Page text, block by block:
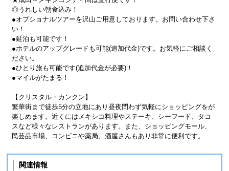
◎うれしい朝食込み！
●オプショナルツアーを沢山ご用意しております。お問い合わせ下さ
い！
●延泊も可能です！
●ホテルのアップグレードも可能(追加代金)です。お気軽にご相談く
ださい。
●ひとり旅も可能です(追加代金が必要)！
●マイルがたまる！
【クリスタル・カンクン】
繁華街まで徒歩5分の立地にあり昼夜問わず気軽にショッピングをが
楽しめます。近くにはメキシコ料理やステーキ、シーフード、タコ
スなど様々なレストランがあります。また、ショッピングモール、
民芸品市場、コンビニや薬局、酒屋さんもあり非常に便利です。
関連情報